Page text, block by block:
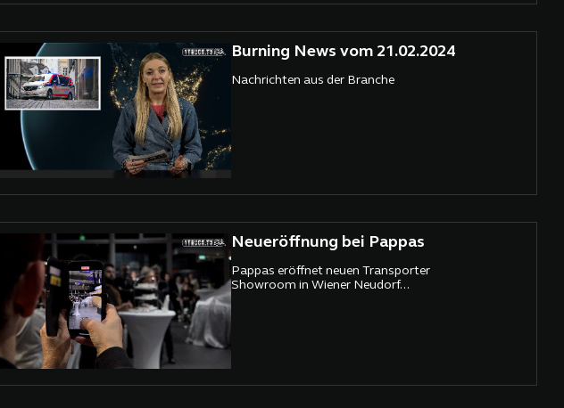
Burning News vom 21.02.2024
Nachrichten aus der Branche
Neueröffnung bei Pappas
Pappas eröffnet neuen Transporter
Showroom in Wiener Neudorf...